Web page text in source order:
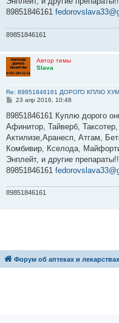
89851846161
89851846161
Автор темы
Slava
Re: 89851846161 ДОРОГО КПЛЮ
С
о
щ
е
и
е
23 апр 2016, 10:48
89851846161 Куплю дорого
Афинитор, Тайверб,
Актилизе,Аранесп, Атгам,
Комбивир, Кселода,
Энплейт, и другие
89851846161
89851846161
Форум об аптеках и лекарствах